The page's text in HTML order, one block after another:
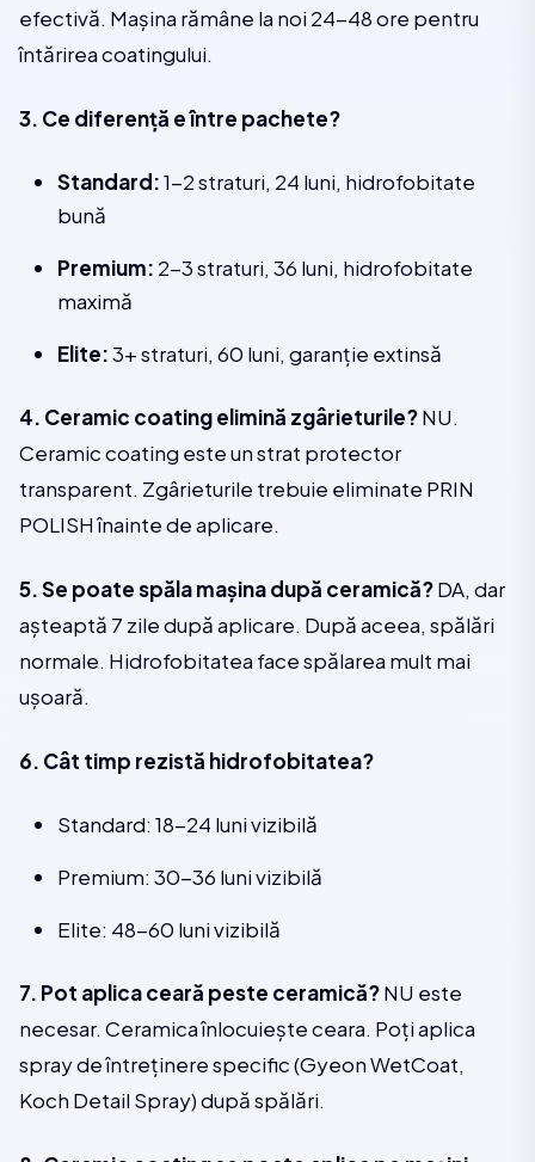
efectivă. Mașina rămâne la noi 24-48 ore pentru
întărirea coatingului.
3. Ce diferență e între pachete?
Standard:1-2 straturi, 24 luni, hidrofobitate
bună
Premium: 2-3 straturi, 36 luni, hidrofobitate
maximă
Elite:3+ straturi, 60 luni, garanție extinsă
4. Ceramic coating elimină zgârieturile?NU.
Ceramic coating este un strat protector
transparent. Zgârieturile trebuie eliminate PRIN
POLISH înainte de aplicare.
5. Se poate spăla mașina după ceramică?DA, dar
așteaptă 7 zile după aplicare. După aceea, spălări
normale. Hidrofobitatea face spălarea mult mai
ușoară.
6. Cât timp rezistă hidrofobitatea?
Standard: 18-24 luni vizibilă
Premium: 30-36 luni vizibilă
Elite: 48-60 luni vizibilă
7. Pot aplica ceară peste ceramică?NU este
necesar. Ceramica înlocuiește ceara. Poți aplica
spray de întreținere specific (Gyeon WetCoat,
Koch Detail Spray) după spălări.